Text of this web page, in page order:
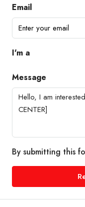
Email
I'm a
Message
By submitting this